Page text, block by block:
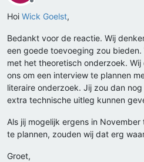
Offline
Hoi Wick Goelst,
Bedankt voor de reactie. Wij
een goede toevoeging zou bieden.
met het theoretisch onderzoek.
ons om een interview te plannen
literaire onderzoek. Jij zou dan
extra technische uitleg kunnen
Als jij mogelijk ergens in
te plannen, zouden wij dat erg
Groet,